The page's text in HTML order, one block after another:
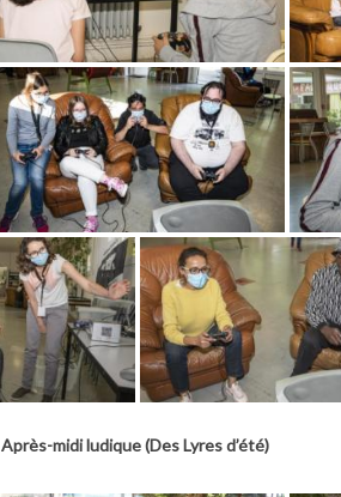
Après-midi ludique (Des Lyres d’été)